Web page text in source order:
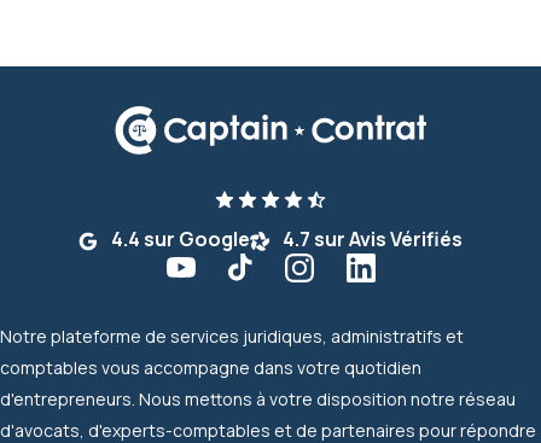
4.4 sur Google 4.7 sur Avis Vérifiés
Notre plateforme de services juridiques, administratifs et
comptables vous accompagne dans votre quotidien
d'entrepreneurs. Nous mettons à votre disposition notre réseau
d'avocats, d'experts-comptables et de partenaires pour répondre